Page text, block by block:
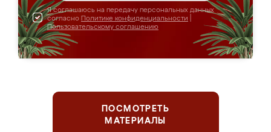
Я соглашаюсь на передачу персональных данных
согласно Политике конфиденциальности
Пользовательскому соглашению
ПОСМОТРЕТЬ
МАТЕРИАЛЫ